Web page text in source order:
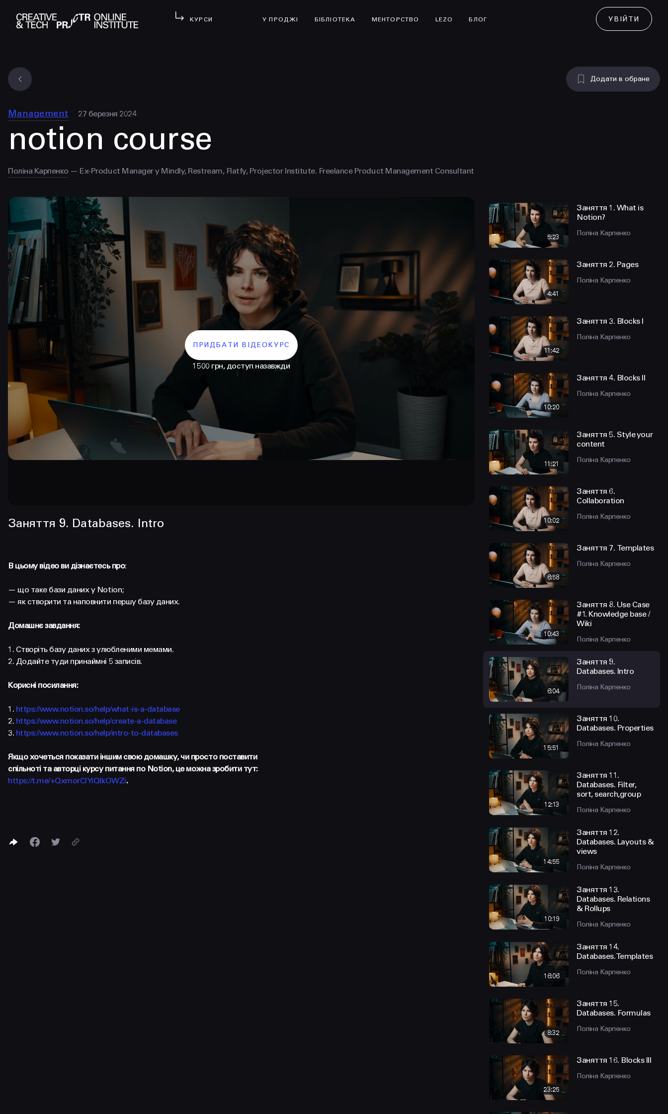
КУРСИ У ПРОДЖІ БІБЛІОТЕКА МЕНТОРСТВО LEZO БЛОГ УВІЙТИ
Додати в обране
Management 27 березня 2024
notion course
Поліна Карпенко — Ex-Product Manager у Mindly, Restream, Flatfy, Projector Institute. Freelance Product Management Consultant
ПРИДБАТИ ВІДЕОКУРС
1500 грн, доступ назавжди
Заняття 9. Databases. Intro
В цьому відео ви дізнаєтесь про:
— що таке бази даних у Notion;
— як створити та наповнити першу базу даних.
Домашнє завдання:
1. Створіть базу даних з улюбленими мемами.
2. Додайте туди принаймні 5 записів.
Корисні посилання:
1. https://www.notion.so/help/what-is-a-database
2. https://www.notion.so/help/create-a-database
3. https://www.notion.so/help/intro-to-databases
Якщо хочеться показати іншим свою домашку, чи просто поставити
спільноті та авторці курсу питання по Notion, це можна зробити тут:
https://t.me/+QxmorClYiQlkOWZi.
5:23
Заняття 1. What is
Notion?
Поліна Карпенко
4:41
Заняття 2. Pages
Поліна Карпенко
11:42
Заняття 3. Blocks I
Поліна Карпенко
10:20
Заняття 4. Blocks II
Поліна Карпенко
11:21
Заняття 5. Style your
content
Поліна Карпенко
10:02
Заняття 6.
Collaboration
Поліна Карпенко
6:58
Заняття 7. Templates
Поліна Карпенко
10:43
Заняття 8. Use Case
#1. Knowledge base /
Wiki
Поліна Карпенко
6:04
Заняття 9.
Databases. Intro
Поліна Карпенко
15:51
Заняття 10.
Databases. Properties
Поліна Карпенко
12:13
Заняття 11.
Databases. Filter,
sort, search,group
Поліна Карпенко
14:55
Заняття 12.
Databases. Layouts &
views
Поліна Карпенко
10:19
Заняття 13.
Databases. Relations
& Rollups
Поліна Карпенко
16:06
Заняття 14.
Databases. Templates
Поліна Карпенко
8:32
Заняття 15.
Databases. Formulas
Поліна Карпенко
23:25
Заняття 16. Blocks III
Поліна Карпенко